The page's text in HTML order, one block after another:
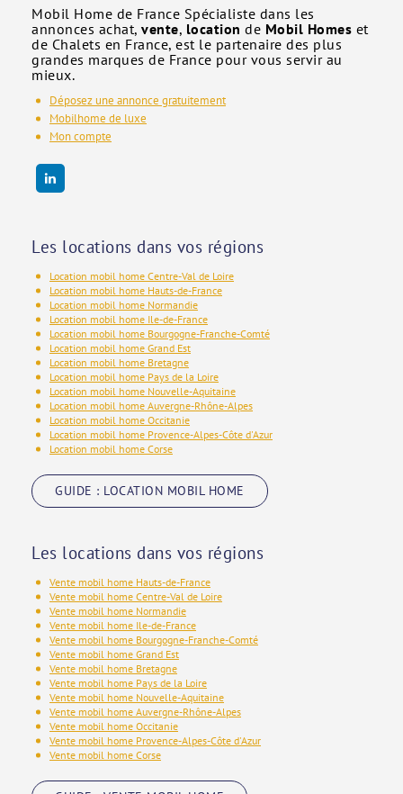
Mobil Home de France Spécialiste dans les
annonces achat, vente, location de Mobil Homes et
de Chalets en France, est le partenaire des plus
grandes marques de France pour vous servir au
mieux.
Déposez une annonce gratuitement
Mobilhome de luxe
Mon compte
Les locations dans vos régions
Location mobil home Centre-Val de Loire
Location mobil home Hauts-de-France
Location mobil home Normandie
Location mobil home Ile-de-France
Location mobil home Bourgogne-Franche-Comté
Location mobil home Grand Est
Location mobil home Bretagne
Location mobil home Pays de la Loire
Location mobil home Nouvelle-Aquitaine
Location mobil home Auvergne-Rhône-Alpes
Location mobil home Occitanie
Location mobil home Provence-Alpes-Côte d'Azur
Location mobil home Corse
GUIDE : LOCATION MOBIL HOME
Les locations dans vos régions
Vente mobil home Hauts-de-France
Vente mobil home Centre-Val de Loire
Vente mobil home Normandie
Vente mobil home Ile-de-France
Vente mobil home Bourgogne-Franche-Comté
Vente mobil home Grand Est
Vente mobil home Bretagne
Vente mobil home Pays de la Loire
Vente mobil home Nouvelle-Aquitaine
Vente mobil home Auvergne-Rhône-Alpes
Vente mobil home Occitanie
Vente mobil home Provence-Alpes-Côte d'Azur
Vente mobil home Corse